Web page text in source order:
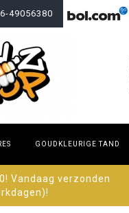
49056380
GOUDKLEURIGE TAND
Vandaag verzonden